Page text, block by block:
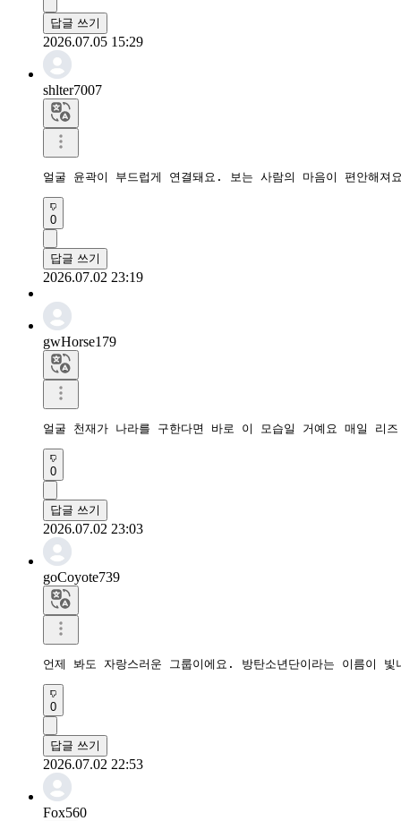
답글 쓰기
2026.07.05 15:29
shlter7007
얼굴 윤곽이 부드럽게 연결돼요. 보는 사람의 마음이 편안해져
0
답글 쓰기
2026.07.02 23:19
gwHorse179
얼굴 천재가 나라를 구한다면 바로 이 모습일 거예요 매일 리
0
답글 쓰기
2026.07.02 23:03
goCoyote739
언제 봐도 자랑스러운 그룹이에요. 방탄소년단이라는 이름이 빛
0
답글 쓰기
2026.07.02 22:53
Fox560